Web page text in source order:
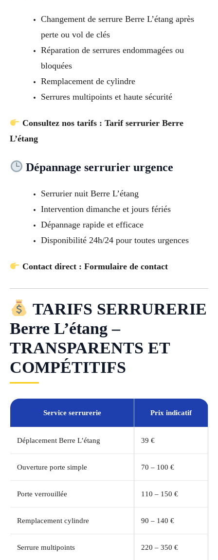
Changement de serrure Berre L’étang après
perte ou vol de clés
Réparation de serrures endommagées ou
bloquées
Remplacement de cylindre
Serrures multipoints et haute sécurité
Consultez nos tarifs : Tarif serrurier Berre
L’étang
Dépannage serrurier urgence
Serrurier nuit Berre L’étang
Intervention dimanche et jours fériés
Dépannage rapide et efficace
Disponibilité 24h/24 pour toutes urgences
Contact direct : Formulaire de contact
TARIFS SERRURERIE
Berre L’étang –
TRANSPARENTS ET
COMPÉTITIFS
Service serrurerie Prix indicatif
Déplacement Berre L’étang 39 €
Ouverture porte simple 70 – 100 €
Porte verrouillée 110 – 150 €
Remplacement cylindre 90 – 140 €
Serrure multipoints 220 – 350 €